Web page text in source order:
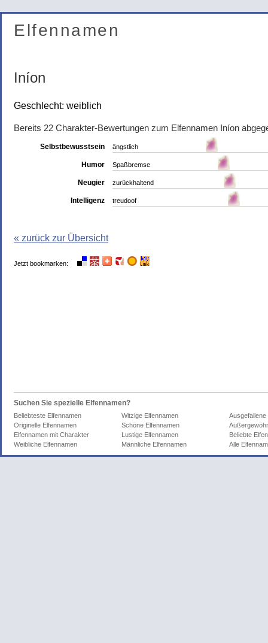
Elfennamen
Iníon
Geschlecht: weiblich
Bereits 22 Charakter-Bewertungen zum Elfennamen Iníon
Selbstbewusstsein ängstlich
Humor Spaßbremse
Neugier zurückhaltend
Intelligenz treudoof
« zurück zur Übersicht
Jetzt bookmarken:
Suchen Sie spezielle Elfennamen?
Beliebteste Elfennamen Witzige Elfennamen
Ausgefallene
Originelle Elfennamen
Schöne Elfennamen
Elfennamen mit Charakter
Lustige Elfennamen
Beliebte
Weibliche Elfennamen
Männliche Elfennamen Alle